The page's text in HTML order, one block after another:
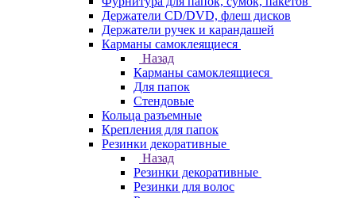
Держатели CD/DVD, флеш дисков
Держатели ручек и карандашей
Карманы самоклеящиеся
Назад
Карманы самоклеящиеся
Для папок
Стендовые
Кольца разъемные
Крепления для папок
Резинки декоративные
Назад
Резинки декоративные
Резинки для волос